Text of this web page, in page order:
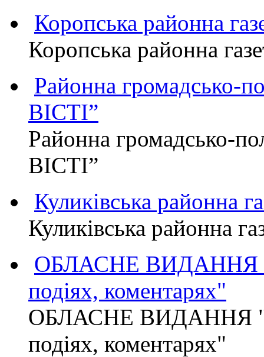
Коропська районна
Коропська районна
Районна громадсько-
ВІСТІ”
Районна громадсько-
ВІСТІ”
Куликівська районна
Куликівська районна
ОБЛАСНЕ ВИДАННЯ
подіях, коментарях"
ОБЛАСНЕ ВИДАННЯ
подіях, коментарях"